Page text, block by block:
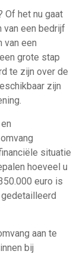
Of het nu gaat
van een bedrijf
van een
grote stap
te zijn over de
zijn
situatie
hoeveel u
euro is
aan te
bij